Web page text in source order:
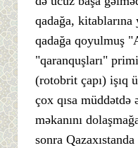
qadağa,
qadağa qoyulmuş
"qaranquşları"
(rotobrit çapı) işıq
çox qısa
məkanını
sonra